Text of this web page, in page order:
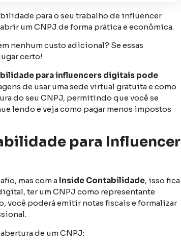
para o seu trabalho de influencer
um CNPJ de forma prática e econômica.
nenhum custo adicional? Se essas
certo!
para influencers digitais pode
de usar uma sede virtual gratuita e como
do seu CNPJ, permitindo que você se
lendo e veja como pagar menos impostos
para Influencer
mas com a Inside Contabilidade, isso fica
ter um CNPJ como representante
você poderá emitir notas fiscais e formalizar
de um CNPJ: